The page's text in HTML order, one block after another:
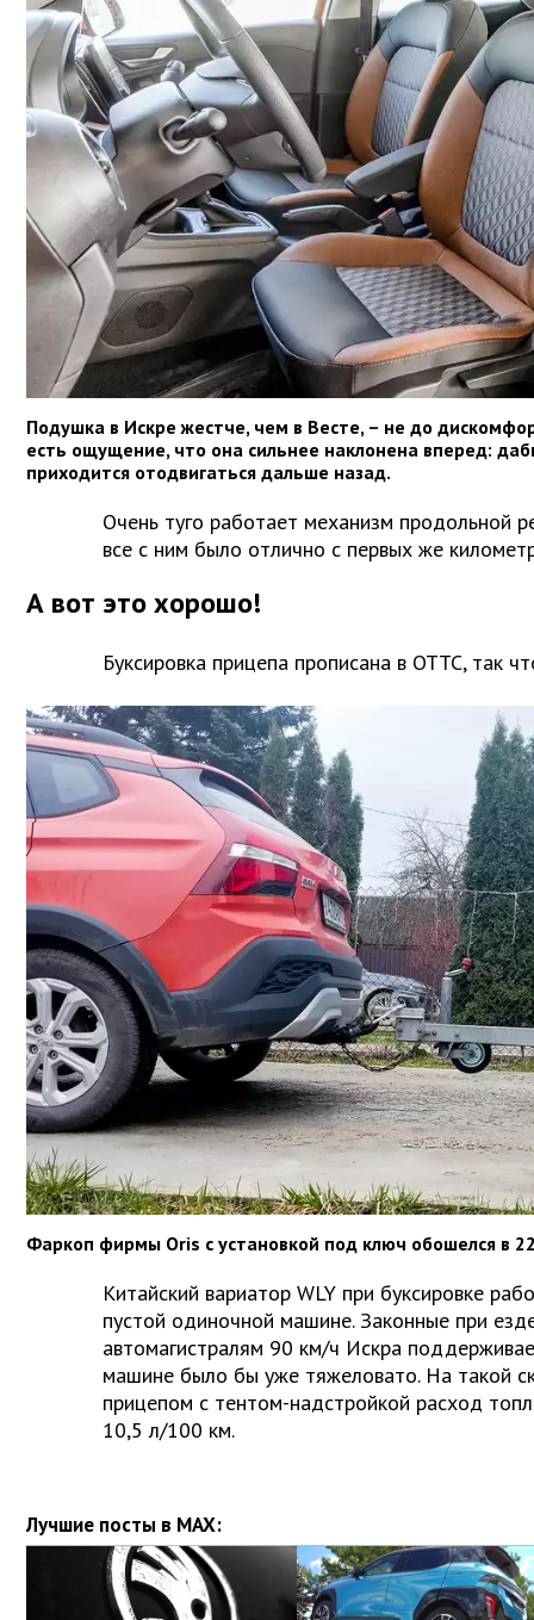
Подушка в Искре жестче, чем в Весте, – не до
есть ощущение, что она сильнее наклонена вперед:
приходится отодвигаться дальше назад.
Очень туго работает механизм продольной
все с ним было отлично с первых же
А вот это хорошо!
Буксировка прицепа прописана в ОТТС, так
Фаркоп фирмы Oris с установкой под ключ обошелся в
Китайский вариатор WLY при буксировке
пустой одиночной машине. Законные при
автомагистралям 90 км/ч Искра
машине было бы уже тяжеловато. На такой
прицепом с тентом-надстройкой расход
10,5 л/100 км.
Лучшие посты в MAX: